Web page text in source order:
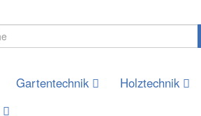
Gartentechnik Holztechnik